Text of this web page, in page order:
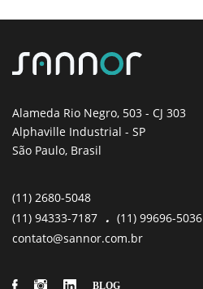
Alameda Rio Negro, 503 - CJ 303
Alphaville Industrial - SP
São Paulo, Brasil
(11) 2680-5048
(11) 94333-7187 . (11) 99696-5036
contato@sannor.com.br